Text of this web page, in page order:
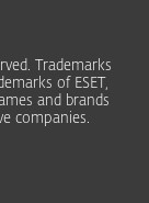
Trademarks
of ESET,
and brands
companies.